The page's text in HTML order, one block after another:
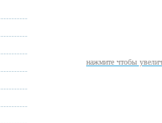
нажмите чтобы